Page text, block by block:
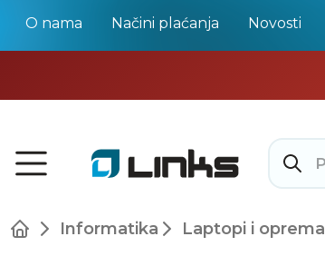
O nama Načini plaćanja Novosti
Informatika Laptopi i oprema